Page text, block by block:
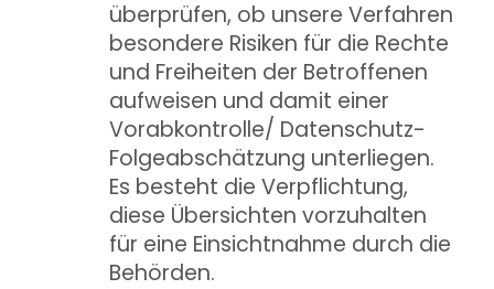
überprüfen, ob unsere Verfahren
besondere Risiken für die Rechte
und Freiheiten der Betroffenen
aufweisen und damit einer
Vorabkontrolle/ Datenschutz-
Folgeabschätzung unterliegen.
Es besteht die Verpflichtung,
diese Übersichten vorzuhalten
für eine Einsichtnahme durch die
Behörden.